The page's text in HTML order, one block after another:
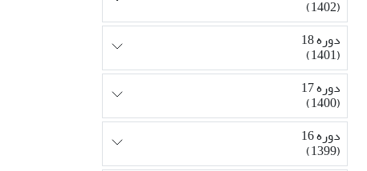
(1402)
دوره 18
(1401)
دوره 17
(1400)
دوره 16
(1399)